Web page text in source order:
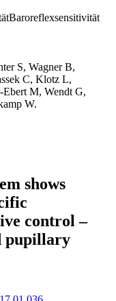
Baroreflexsensitivität
S, Wagner B,
C, Klotz L,
M, Wendt G,
W.
shows
control –
pupillary